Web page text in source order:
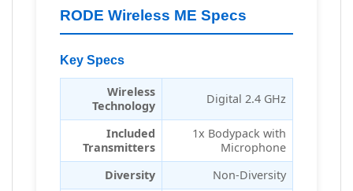
RODE Wireless ME Specs
Key Specs
Wireless
Technology
Digital 2.4 GHz
Included
Transmitters
1x Bodypack with
Microphone
Diversity
Non-Diversity